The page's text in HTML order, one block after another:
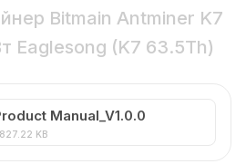
Bitmain Antminer K7
Eaglesong (K7 63.5Th)
Manual_V1.0.0
827.22 KB